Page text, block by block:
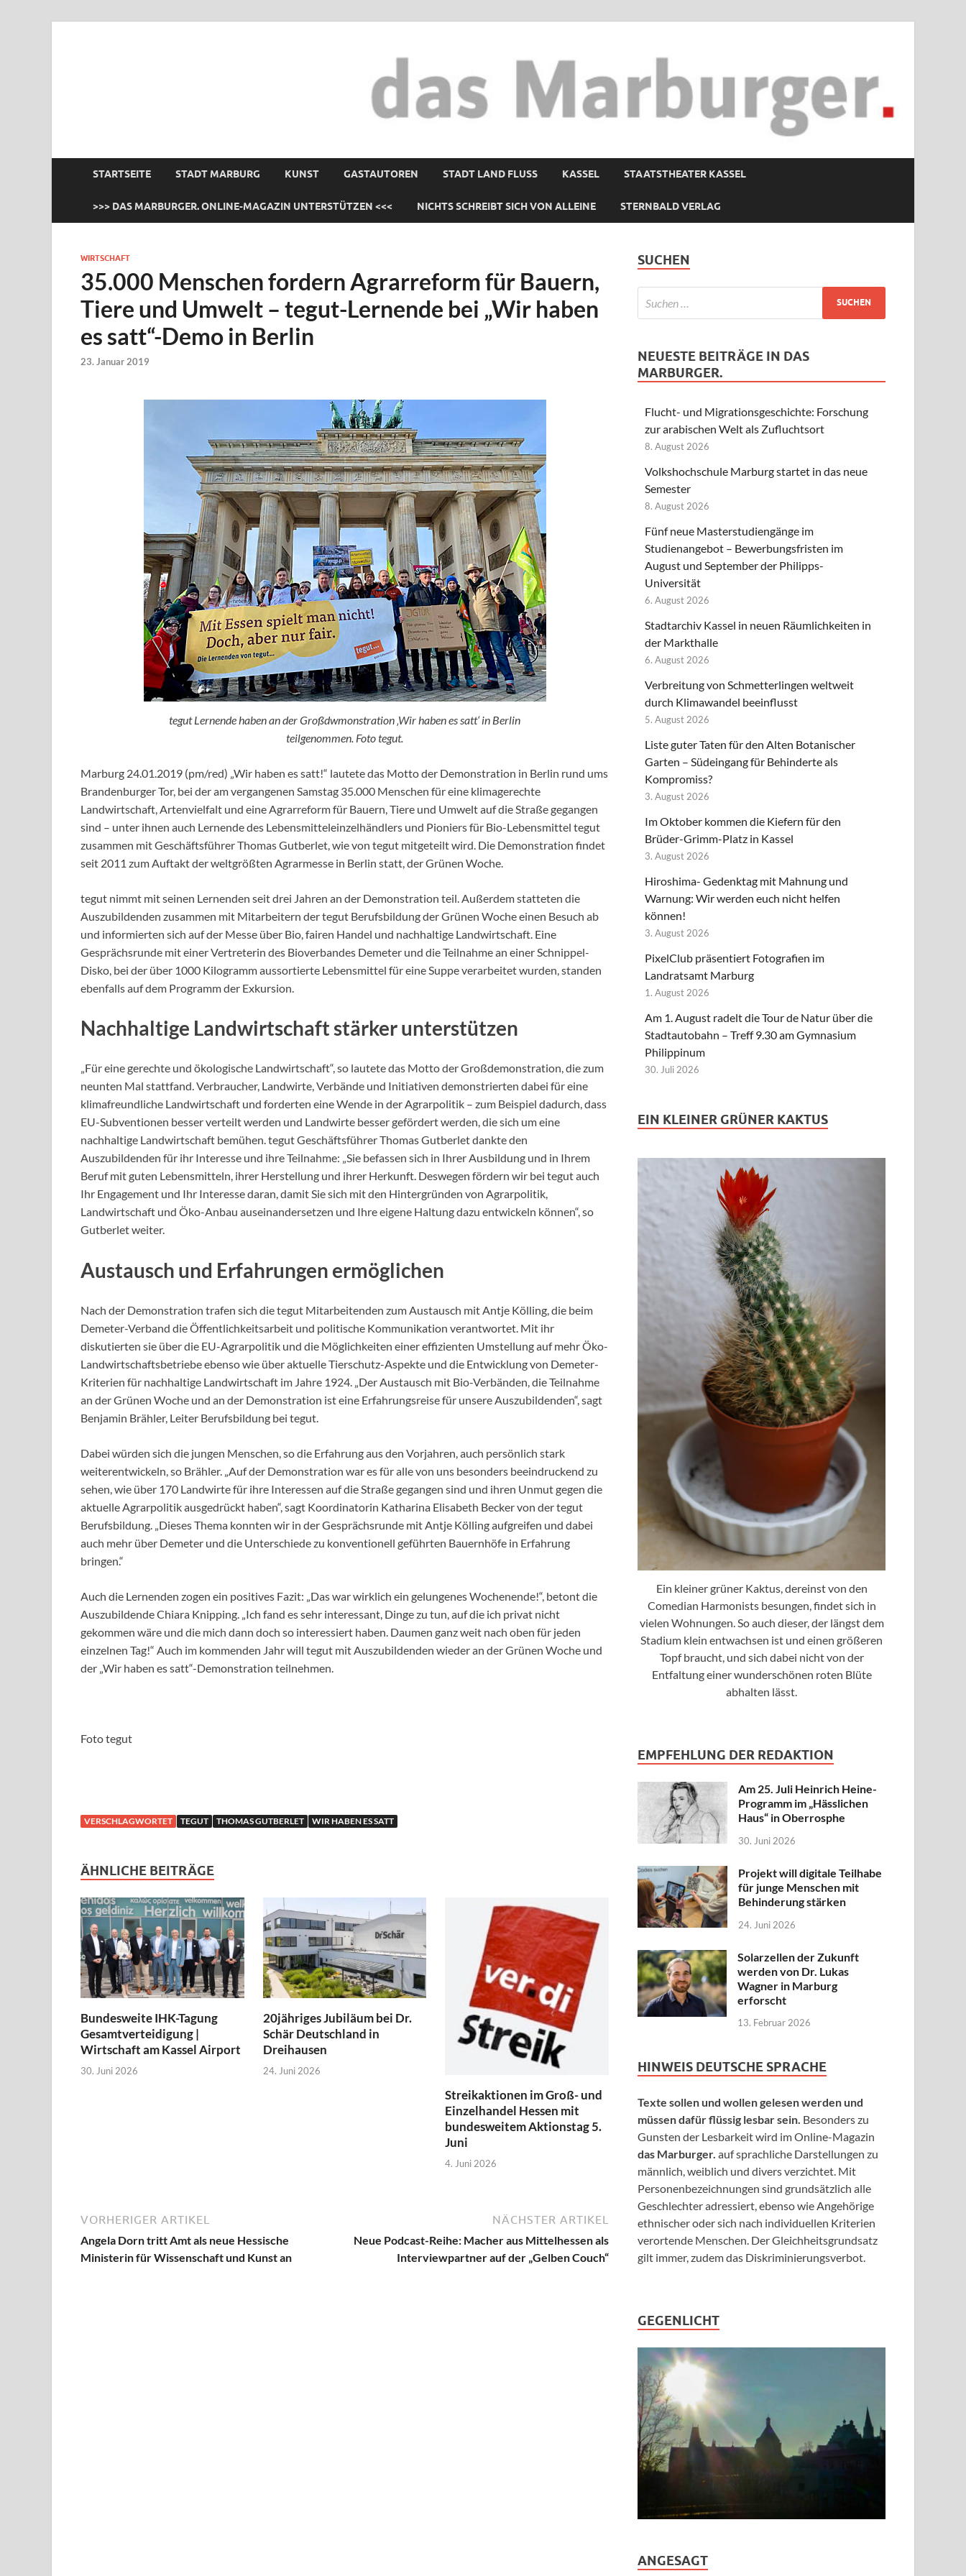
STARTSEITE STADT MARBURG KUNST GASTAUTOREN STADT LAND FLUSS KASSEL STAATSTHEATER KASSEL
>>> DAS MARBURGER. ONLINE-MAGAZIN UNTERSTÜTZEN <<< NICHTS SCHREIBT SICH VON ALLEINE STERNBALD VERLAG
WIRTSCHAFT
35.000 Menschen fordern Agrarreform für Bauern,
Tiere und Umwelt – tegut-Lernende bei „Wir haben
es satt“-Demo in Berlin
23. Januar 2019
tegut Lernende haben an der Großdwmonstration ‚Wir haben es satt‘ in Berlin
teilgenommen. Foto tegut.
Marburg 24.01.2019 (pm/red) „Wir haben es satt!“ lautete das Motto der Demonstration in Berlin rund ums
Brandenburger Tor, bei der am vergangenen Samstag 35.000 Menschen für eine klimagerechte
Landwirtschaft, Artenvielfalt und eine Agrarreform für Bauern, Tiere und Umwelt auf die Straße gegangen
sind – unter ihnen auch Lernende des Lebensmitteleinzelhändlers und Pioniers für Bio-Lebensmittel tegut
zusammen mit Geschäftsführer Thomas Gutberlet, wie von tegut mitgeteilt wird. Die Demonstration findet
seit 2011 zum Auftakt der weltgrößten Agrarmesse in Berlin statt, der Grünen Woche.
tegut nimmt mit seinen Lernenden seit drei Jahren an der Demonstration teil. Außerdem statteten die
Auszubildenden zusammen mit Mitarbeitern der tegut Berufsbildung der Grünen Woche einen Besuch ab
und informierten sich auf der Messe über Bio, fairen Handel und nachhaltige Landwirtschaft. Eine
Gesprächsrunde mit einer Vertreterin des Bioverbandes Demeter und die Teilnahme an einer Schnippel-
Disko, bei der über 1000 Kilogramm aussortierte Lebensmittel für eine Suppe verarbeitet wurden, standen
ebenfalls auf dem Programm der Exkursion.
Nachhaltige Landwirtschaft stärker unterstützen
„Für eine gerechte und ökologische Landwirtschaft“, so lautete das Motto der Großdemonstration, die zum
neunten Mal stattfand. Verbraucher, Landwirte, Verbände und Initiativen demonstrierten dabei für eine
klimafreundliche Landwirtschaft und forderten eine Wende in der Agrarpolitik – zum Beispiel dadurch, dass
EU-Subventionen besser verteilt werden und Landwirte besser gefördert werden, die sich um eine
nachhaltige Landwirtschaft bemühen. tegut Geschäftsführer Thomas Gutberlet dankte den
Auszubildenden für ihr Interesse und ihre Teilnahme: „Sie befassen sich in Ihrer Ausbildung und in Ihrem
Beruf mit guten Lebensmitteln, ihrer Herstellung und ihrer Herkunft. Deswegen fördern wir bei tegut auch
Ihr Engagement und Ihr Interesse daran, damit Sie sich mit den Hintergründen von Agrarpolitik,
Landwirtschaft und Öko-Anbau auseinandersetzen und Ihre eigene Haltung dazu entwickeln können“, so
Gutberlet weiter.
Austausch und Erfahrungen ermöglichen
Nach der Demonstration trafen sich die tegut Mitarbeitenden zum Austausch mit Antje Kölling, die beim
Demeter-Verband die Öffentlichkeitsarbeit und politische Kommunikation verantwortet. Mit ihr
diskutierten sie über die EU-Agrarpolitik und die Möglichkeiten einer effizienten Umstellung auf mehr Öko-
Landwirtschaftsbetriebe ebenso wie über aktuelle Tierschutz-Aspekte und die Entwicklung von Demeter-
Kriterien für nachhaltige Landwirtschaft im Jahre 1924. „Der Austausch mit Bio-Verbänden, die Teilnahme
an der Grünen Woche und an der Demonstration ist eine Erfahrungsreise für unsere Auszubildenden“, sagt
Benjamin Brähler, Leiter Berufsbildung bei tegut.
Dabei würden sich die jungen Menschen, so die Erfahrung aus den Vorjahren, auch persönlich stark
weiterentwickeln, so Brähler. „Auf der Demonstration war es für alle von uns besonders beeindruckend zu
sehen, wie über 170 Landwirte für ihre Interessen auf die Straße gegangen sind und ihren Unmut gegen die
aktuelle Agrarpolitik ausgedrückt haben“, sagt Koordinatorin Katharina Elisabeth Becker von der tegut
Berufsbildung. „Dieses Thema konnten wir in der Gesprächsrunde mit Antje Kölling aufgreifen und dabei
auch mehr über Demeter und die Unterschiede zu konventionell geführten Bauernhöfe in Erfahrung
bringen.“
Auch die Lernenden zogen ein positives Fazit: „Das war wirklich ein gelungenes Wochenende!“, betont die
Auszubildende Chiara Knipping. „Ich fand es sehr interessant, Dinge zu tun, auf die ich privat nicht
gekommen wäre und die mich dann doch so interessiert haben. Daumen ganz weit nach oben für jeden
einzelnen Tag!“ Auch im kommenden Jahr will tegut mit Auszubildenden wieder an der Grünen Woche und
der „Wir haben es satt“-Demonstration teilnehmen.
Foto tegut
VERSCHLAGWORTET TEGUT THOMAS GUTBERLET WIR HABEN ES SATT
ÄHNLICHE BEITRÄGE
Bundesweite IHK-Tagung
Gesamtverteidigung |
Wirtschaft am Kassel Airport
30. Juni 2026
20jähriges Jubiläum bei Dr.
Schär Deutschland in
Dreihausen
24. Juni 2026
Streikaktionen im Groß- und
Einzelhandel Hessen mit
bundesweitem Aktionstag 5.
Juni
4. Juni 2026
VORHERIGER ARTIKEL
Angela Dorn tritt Amt als neue Hessische
Ministerin für Wissenschaft und Kunst an
NÄCHSTER ARTIKEL
Neue Podcast-Reihe: Macher aus Mittelhessen als
Interviewpartner auf der „Gelben Couch“
SUCHEN
NEUESTE BEITRÄGE IN DAS
MARBURGER.
Flucht- und Migrationsgeschichte: Forschung
zur arabischen Welt als Zufluchtsort
8. August 2026
Volkshochschule Marburg startet in das neue
Semester
8. August 2026
Fünf neue Masterstudiengänge im
Studienangebot – Bewerbungsfristen im
August und September der Philipps-
Universität
6. August 2026
Stadtarchiv Kassel in neuen Räumlichkeiten in
der Markthalle
6. August 2026
Verbreitung von Schmetterlingen weltweit
durch Klimawandel beeinflusst
5. August 2026
Liste guter Taten für den Alten Botanischer
Garten – Südeingang für Behinderte als
Kompromiss?
3. August 2026
Im Oktober kommen die Kiefern für den
Brüder-Grimm-Platz in Kassel
3. August 2026
Hiroshima- Gedenktag mit Mahnung und
Warnung: Wir werden euch nicht helfen
können!
3. August 2026
PixelClub präsentiert Fotografien im
Landratsamt Marburg
1. August 2026
Am 1. August radelt die Tour de Natur über die
Stadtautobahn – Treff 9.30 am Gymnasium
Philippinum
30. Juli 2026
EIN KLEINER GRÜNER KAKTUS
Ein kleiner grüner Kaktus, dereinst von den
Comedian Harmonists besungen, findet sich in
vielen Wohnungen. So auch dieser, der längst dem
Stadium klein entwachsen ist und einen größeren
Topf braucht, und sich dabei nicht von der
Entfaltung einer wunderschönen roten Blüte
abhalten lässt.
EMPFEHLUNG DER REDAKTION
Am 25. Juli Heinrich Heine-
Programm im „Hässlichen
Haus“ in Oberrosphe
30. Juni 2026
Projekt will digitale Teilhabe
für junge Menschen mit
Behinderung stärken
24. Juni 2026
Solarzellen der Zukunft
werden von Dr. Lukas
Wagner in Marburg
erforscht
13. Februar 2026
HINWEIS DEUTSCHE SPRACHE
Texte sollen und wollen gelesen werden und
müssen dafür flüssig lesbar sein. Besonders zu
Gunsten der Lesbarkeit wird im Online-Magazin
das Marburger. auf sprachliche Darstellungen zu
männlich, weiblich und divers verzichtet. Mit
Personenbezeichnungen sind grundsätzlich alle
Geschlechter adressiert, ebenso wie Angehörige
ethnischer oder sich nach individuellen Kriterien
verortende Menschen. Der Gleichheitsgrundsatz
gilt immer, zudem das Diskriminierungsverbot.
GEGENLICHT
ANGESAGT